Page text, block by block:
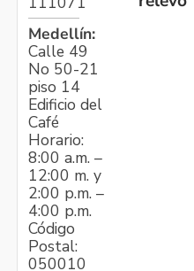
Medellín:
Calle 49
No 50-21
piso 14
Edificio del
Café
Horario:
8:00 a.m. –
12:00 m. y
2:00 p.m. –
4:00 p.m.
Código
Postal:
050010